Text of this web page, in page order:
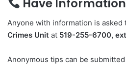
Have
Anyone with information is asked
Crimes Unit at 519-255-6700,
Anonymous tips can be